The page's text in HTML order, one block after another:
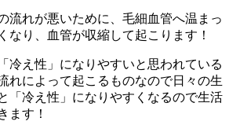
流れが悪いために、毛細血管へ温まっ
なり、血管が収縮して起こります！
冷え性」になりやすいと思われている
れによって起こるものなので日々の生
「冷え性」になりやすくなるので生活
ます！